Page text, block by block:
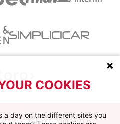
COOKIES
a day on the different sites you